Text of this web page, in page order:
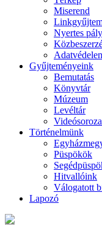
Miserend
Nyertes
Gyűjteményeink
Bemutatás
Könyvtár
Múzeum
Levéltár
Történelmünk
Püspökök
Hitvallóink
Válogatott
Lapozó